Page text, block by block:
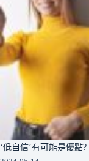
‘低自信’有可能是優點?